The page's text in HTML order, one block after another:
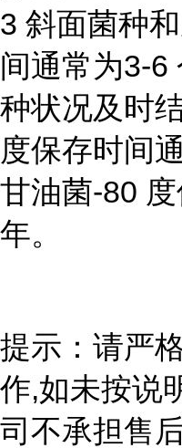
3 斜面菌种
间通常为3-6
种状况及时
度保存时间
甘油菌-80
年。
提示：请严
作,如未按说
司不承担售后